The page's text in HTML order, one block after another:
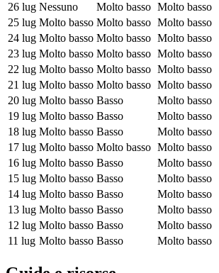
26 lug Nessuno Molto basso Molto basso
25 lug Molto basso Molto basso Molto basso
24 lug Molto basso Molto basso Molto basso
23 lug Molto basso Molto basso Molto basso
22 lug Molto basso Molto basso Molto basso
21 lug Molto basso Molto basso Molto basso
20 lug Molto basso Basso
Molto basso
19 lug Molto basso Basso
Molto basso
18 lug Molto basso Basso
Molto basso
17 lug Molto basso Molto basso Molto basso
16 lug Molto basso Basso
Molto basso
15 lug Molto basso Basso
Molto basso
14 lug Molto basso Basso
Molto basso
13 lug Molto basso Basso
Molto basso
12 lug Molto basso Basso
Molto basso
11 lug Molto basso Basso Molto basso